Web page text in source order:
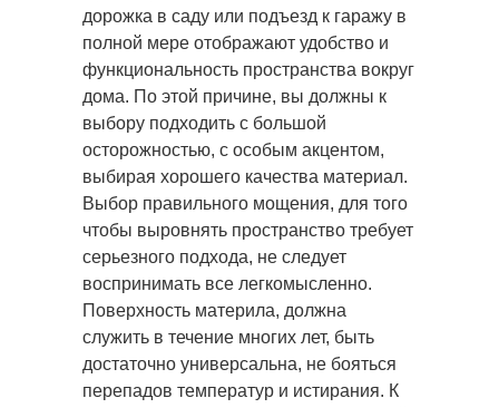
дорожка в саду или подъезд к гаражу в
полной мере отображают удобство и
функциональность пространства вокруг
дома. По этой причине, вы должны к
выбору подходить с большой
осторожностью, с особым акцентом,
выбирая хорошего качества материал.
Выбор правильного мощения, для того
чтобы выровнять пространство требует
серьезного подхода, не следует
воспринимать все легкомысленно.
Поверхность материла, должна
служить в течение многих лет, быть
достаточно универсальна, не бояться
перепадов температур и истирания. К